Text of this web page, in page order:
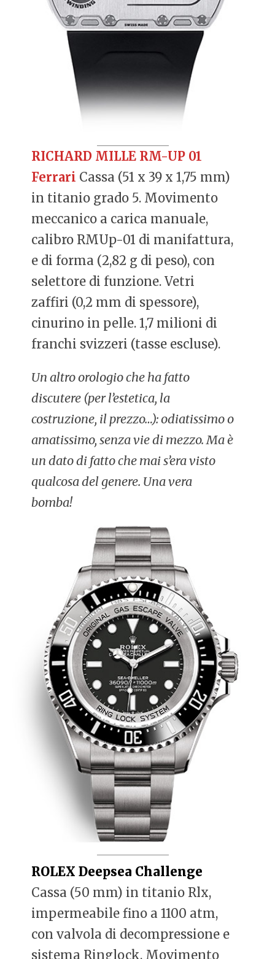
RICHARD MILLE RM-UP 01
Ferrari Cassa (51 x 39 x 1,75 mm)
in titanio grado 5. Movimento
meccanico a carica manuale,
calibro RMUp-01 di manifattura,
e di forma (2,82 g di peso), con
selettore di funzione. Vetri
zaffiri (0,2 mm di spessore),
cinurino in pelle. 1,7 milioni di
franchi svizzeri (tasse escluse).
Un altro orologio che ha fatto
discutere (per l’estetica, la
costruzione, il prezzo…): odiatissimo o
amatissimo, senza vie di mezzo. Ma è
un dato di fatto che mai s’era visto
qualcosa del genere. Una vera
bomba!
ROLEX Deepsea Challenge
Cassa (50 mm) in titanio Rlx,
impermeabile fino a 1100 atm,
con valvola di decompressione e
sistema Ringlock. Movimento